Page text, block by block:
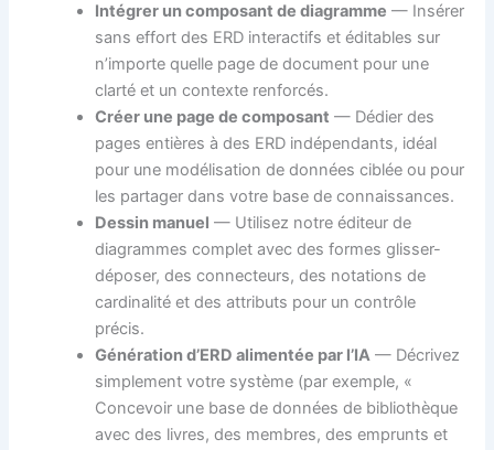
Intégrer un composant de diagramme — Insérer
sans effort des ERD interactifs et éditables sur
n’importe quelle page de document pour une
clarté et un contexte renforcés.
Créer une page de composant — Dédier des
pages entières à des ERD indépendants, idéal
pour une modélisation de données ciblée ou pour
les partager dans votre base de connaissances.
Dessin manuel — Utilisez notre éditeur de
diagrammes complet avec des formes glisser-
déposer, des connecteurs, des notations de
cardinalité et des attributs pour un contrôle
précis.
Génération d’ERD alimentée par l’IA — Décrivez
simplement votre système (par exemple, «
Concevoir une base de données de bibliothèque
avec des livres, des membres, des emprunts et